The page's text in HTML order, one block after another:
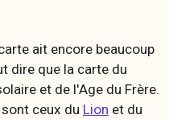
ait encore beaucoup
dire que la carte du
et de l'Age du Frère.
ceux du Lion et du